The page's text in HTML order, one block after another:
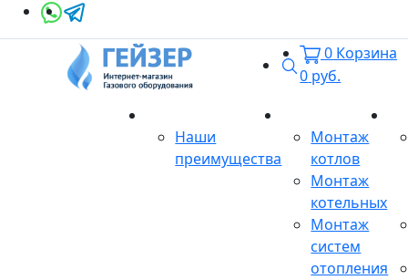
Поиск
0 Корзина
0 руб.
Наши
преимущества
Монтаж
котлов
Монтаж
котельных
Монтаж
систем
отопления